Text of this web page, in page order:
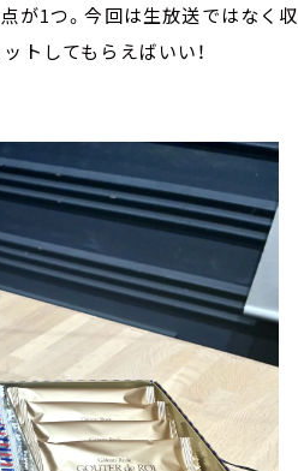
が1つ。今回は生放送ではなく収
トしてもらえばいい！